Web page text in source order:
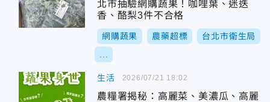
北市抽驗網購蔬果！咖哩葉、迷迭
香、酪梨3件不合格
網購蔬果 農藥超標 台北市衛生局
生活
農糧署揭秘：高麗菜、美濃瓜、高麗
2026/07/21 18:02